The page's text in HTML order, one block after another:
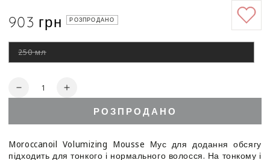
Ціна
903 грн РОЗПРОДАНО
250 мл
Цей
варіант
Кількість
Зменшити
Volumizing
Mousse
Збільшити
Volumizing
Mousse
РОЗПРОДАНО
Moroccanoil Volumizing Mousse Мус для додання обсягу
підходить для тонкого і нормального волосся. На тонкому і